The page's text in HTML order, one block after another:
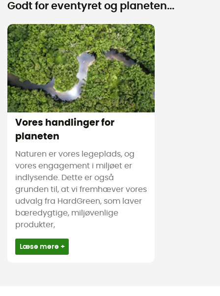
Godt for eventyret og planeten...
Vores handlinger for
planeten
Naturen er vores legeplads, og
vores engagement i miljøet er
indlysende. Dette er også
grunden til, at vi fremhæver vores
udvalg fra HardGreen, som laver
bæredygtige, miljøvenlige
produkter,
Læse mere +